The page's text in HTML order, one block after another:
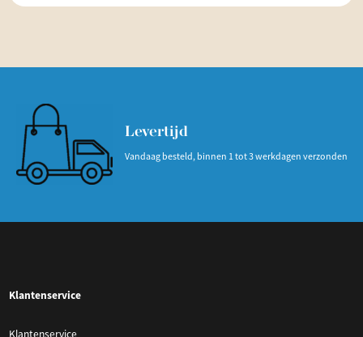
Levertijd
Vandaag besteld, binnen 1 tot 3 werkdagen verzonden
Klantenservice
Klantenservice